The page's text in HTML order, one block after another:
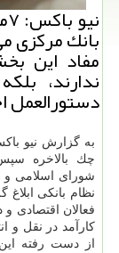
بانك مركزی
مفاد این
ندارند،
دستورالعمل
چك بالاخره
شورای اسلامی و
نظام بانكی ابلاغ
فعالان اقتصادی
كارآمد در نقل و
از دست رفته